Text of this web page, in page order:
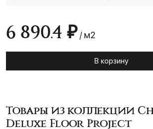
6 890.4 ₽ / м2
В корзину
Товары из коллекции
Deluxe Floor Project